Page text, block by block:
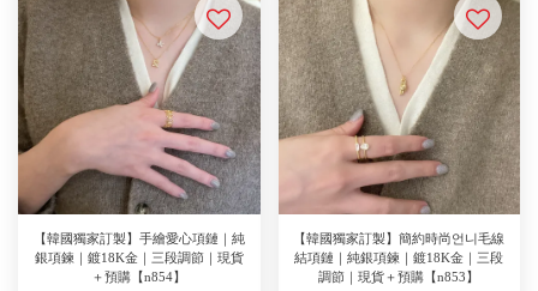
【韓國獨家訂製】手繪愛心項鏈｜純
銀項鍊｜鍍18K金｜三段調節｜現貨
＋預購【n854】
【韓國獨家訂製】簡約時尚언니毛線
結項鏈｜純銀項鍊｜鍍18K金｜三段
調節｜現貨＋預購【n853】